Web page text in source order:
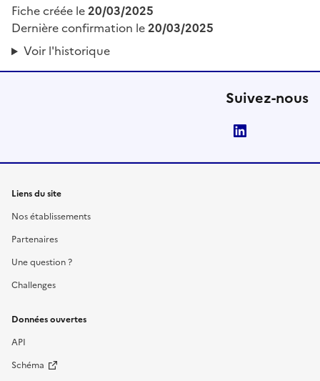
Fiche créée le20/03/2025
Dernière confirmation le20/03/2025
Voir l'historique
Suivez-nous
Liens du site
Nos établissements
Partenaires
Une question ?
Challenges
Données ouvertes
API
Schéma